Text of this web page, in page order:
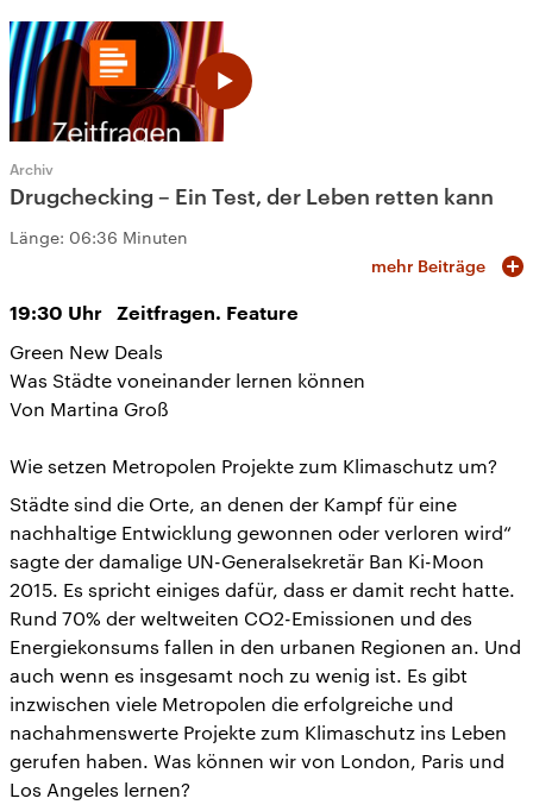
Archiv
Drugchecking – Ein Test, der Leben retten kann
Länge: 06:36 Minuten
mehr Beiträge
19:30 Uhr Zeitfragen. Feature
Green New Deals
Was Städte voneinander lernen können
Von Martina Groß
Wie setzen Metropolen Projekte zum Klimaschutz um?
Städte sind die Orte, an denen der Kampf für eine
nachhaltige Entwicklung gewonnen oder verloren wird“
sagte der damalige UN-Generalsekretär Ban Ki-Moon
2015. Es spricht einiges dafür, dass er damit recht hatte.
Rund 70% der weltweiten CO2-Emissionen und des
Energiekonsums fallen in den urbanen Regionen an. Und
auch wenn es insgesamt noch zu wenig ist. Es gibt
inzwischen viele Metropolen die erfolgreiche und
nachahmenswerte Projekte zum Klimaschutz ins Leben
gerufen haben. Was können wir von London, Paris und
Los Angeles lernen?